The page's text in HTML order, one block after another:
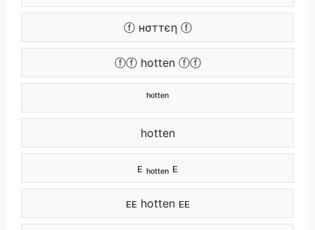
ⓕ нσттєη ⓕ
ⓕⓕ hotten ⓕⓕ
ㅤ ʰᵒᵗᵗᵉⁿ ㅤ
ㅤㅤ hotten ㅤㅤ
ᴇ ₕₒₜₜₑₙ ᴇ
ᴇᴇ hotten ᴇᴇ